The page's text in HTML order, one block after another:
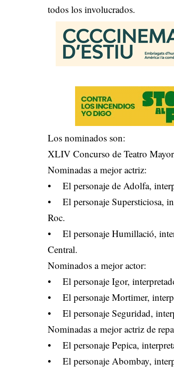
todos los involucrados.
Los nominados son:
XLIV Concurso de Teatro
Nominadas a mejor actriz:
• El personaje de Adolfa,
• El personaje Supersticiosa,
Roc.
• El personaje Humillació,
Central.
Nominados a mejor actor:
• El personaje Igor,
• El personaje Mortimer,
• El personaje Seguridad,
Nominadas a mejor actriz de
• El personaje Pepica,
• El personaje Abombay,